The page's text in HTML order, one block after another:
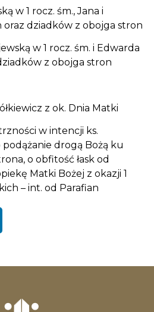
w 1 rocz. śm., Jana i
oraz dziadków z obojga stron
w 1 rocz. śm. i Edwarda
z obojga stron
z ok. Dnia Matki
w intencji ks.
drogą Bożą ku
o obfitość łask od
Matki Bożej z okazji 1
– int. od Parafian